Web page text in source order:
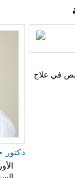
دكتور
في علاج